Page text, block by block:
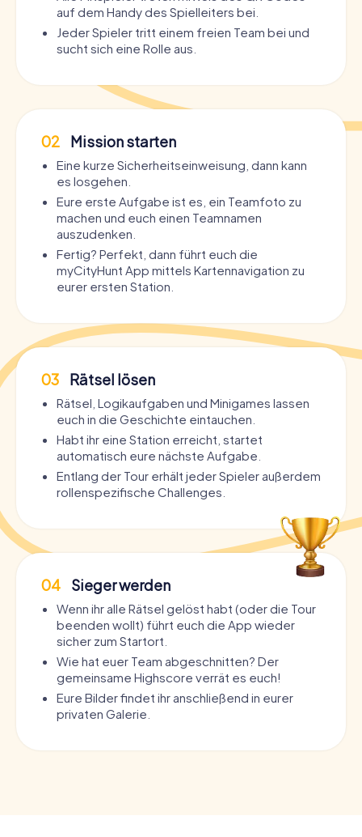
auf dem Handy des Spielleiters bei.
Jeder Spieler tritt einem freien Team bei und
sucht sich eine Rolle aus.
02 Mission starten
Eine kurze Sicherheitseinweisung, dann kann
es losgehen.
Eure erste Aufgabe ist es, ein Teamfoto zu
machen und euch einen Teamnamen
auszudenken.
Fertig? Perfekt, dann führt euch die
myCityHunt App mittels Kartennavigation zu
eurer ersten Station.
03 Rätsel lösen
Rätsel, Logikaufgaben und Minigames lassen
euch in die Geschichte eintauchen.
Habt ihr eine Station erreicht, startet
automatisch eure nächste Aufgabe.
Entlang der Tour erhält jeder Spieler außerdem
rollenspezifische Challenges.
04 Sieger werden
Wenn ihr alle Rätsel gelöst habt (oder die Tour
beenden wollt) führt euch die App wieder
sicher zum Startort.
Wie hat euer Team abgeschnitten? Der
gemeinsame Highscore verrät es euch!
Eure Bilder findet ihr anschließend in eurer
privaten Galerie.